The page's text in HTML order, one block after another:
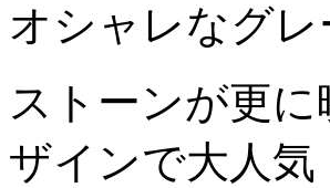
オシャレなグ
ストーンが更
ザインで大人気